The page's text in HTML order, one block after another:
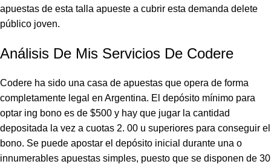
apuestas de esta talla apueste a cubrir esta demanda delete
público joven.
Análisis De Mis Servicios De Codere
Codere ha sido una casa de apuestas que opera de forma
completamente legal en Argentina. El depósito mínimo para
optar ing bono es de $500 y hay que jugar la cantidad
depositada la vez a cuotas 2. 00 u superiores para conseguir el
bono. Se puede apostar el depósito inicial durante una o
innumerables apuestas simples, puesto que se disponen de 30